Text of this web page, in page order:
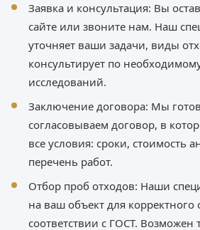
Заявка и консультация: Вы
сайте или звоните нам. Наш
уточняет ваши задачи, виды
консультирует по
исследований.
Заключение договора: Мы
согласовываем договор, в
все условия: сроки, стоимость
перечень работ.
Отбор проб отходов: Наши
на ваш объект для корректного
соответствии с ГОСТ. Возможен